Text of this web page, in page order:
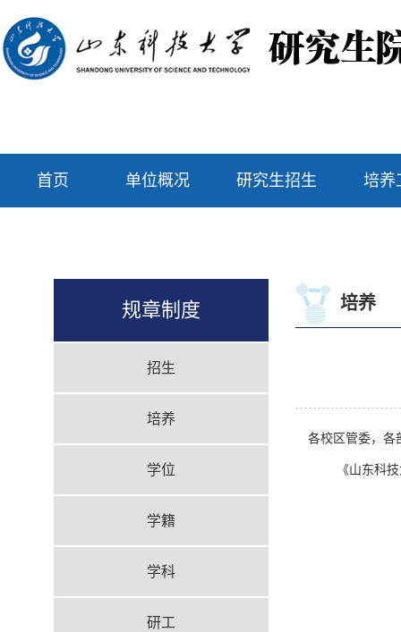
首页 单位概况 研究生招生 培养
规章制度
招生
培养
学位
学籍
学科
研工
培养
各校区管委，各
《山东科